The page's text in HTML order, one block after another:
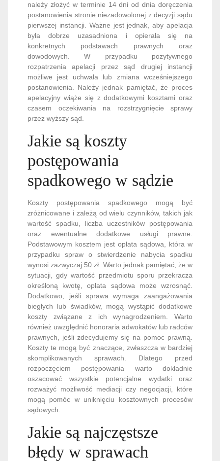
należy złożyć w terminie 14 dni od dnia doręczenia
postanowienia stronie niezadowolonej z decyzji sądu
pierwszej instancji. Ważne jest jednak, aby apelacja
była dobrze uzasadniona i opierała się na
konkretnych podstawach prawnych oraz
dowodowych. W przypadku pozytywnego
rozpatrzenia apelacji przez sąd drugiej instancji
możliwe jest uchwała lub zmiana wcześniejszego
postanowienia. Należy jednak pamiętać, że proces
apelacyjny wiąże się z dodatkowymi kosztami oraz
czasem oczekiwania na rozstrzygnięcie sprawy
przez wyższy sąd.
Jakie są koszty
postępowania
spadkowego w sądzie
Koszty postępowania spadkowego mogą być
zróżnicowane i zależą od wielu czynników, takich jak
wartość spadku, liczba uczestników postępowania
oraz ewentualne dodatkowe usługi prawne.
Podstawowym kosztem jest opłata sądowa, która w
przypadku spraw o stwierdzenie nabycia spadku
wynosi zazwyczaj 50 zł. Warto jednak pamiętać, że w
sytuacji, gdy wartość przedmiotu sporu przekracza
określoną kwotę, opłata sądowa może wzrosnąć.
Dodatkowo, jeśli sprawa wymaga zaangażowania
biegłych lub świadków, mogą wystąpić dodatkowe
koszty związane z ich wynagrodzeniem. Warto
również uwzględnić honoraria adwokatów lub radców
prawnych, jeśli zdecydujemy się na pomoc prawną.
Koszty te mogą być znaczące, zwłaszcza w bardziej
skomplikowanych sprawach. Dlatego przed
rozpoczęciem postępowania warto dokładnie
oszacować wszystkie potencjalne wydatki oraz
rozważyć możliwość mediacji czy negocjacji, które
mogą pomóc w uniknięciu kosztownych procesów
sądowych.
Jakie są najczęstsze
błędy w sprawach